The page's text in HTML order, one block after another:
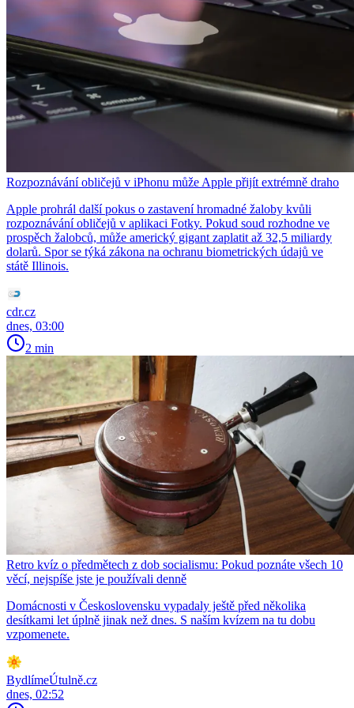
Rozpoznávání obličejů v iPhonu může Apple přijít extrémně draho
Apple prohrál další pokus o zastavení hromadné žaloby kvůli
rozpoznávání obličejů v aplikaci Fotky. Pokud soud rozhodne ve
prospěch žalobců, může americký gigant zaplatit až 32,5 miliardy
dolarů. Spor se týká zákona na ochranu biometrických údajů ve
státě Illinois.
cdr.cz
dnes, 03:00
2 min
Retro kvíz o předmětech z dob socialismu: Pokud poznáte všech 10
věcí, nejspíše jste je používali denně
Domácnosti v Československu vypadaly ještě před několika
desítkami let úplně jinak než dnes. S naším kvízem na tu dobu
vzpomenete.
BydlímeÚtulně.cz
dnes, 02:52